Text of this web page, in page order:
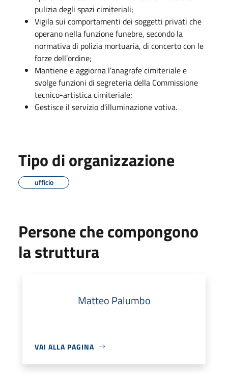
pulizia degli spazi cimiteriali;
Vigila sui comportamenti dei soggetti privati che
operano nella funzione funebre, secondo la
normativa di polizia mortuaria, di concerto con le
forze dell’ordine;
Mantiene e aggiorna l’anagrafe cimiteriale e
svolge funzioni di segreteria della Commissione
tecnico-artistica cimiteriale;
Gestisce il servizio d'illuminazione votiva.
Tipo di organizzazione
ufficio
Persone che compongono
la struttura
Matteo Palumbo
VAI ALLA PAGINA